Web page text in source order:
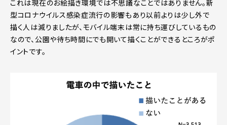
これは現在のお絵描き環境では不思議なことではありません。新
型コロナウイルス感染症流行の影響もあり以前よりは少し外で
描く人は減りましたが、モバイル端末は常に持ち運びしているもの
なので、公園や待ち時間にでも開いて描くことができるところがポ
イントです。